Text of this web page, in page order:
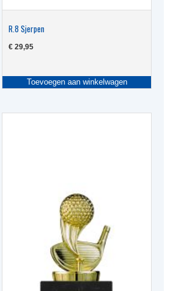
R.8 Sjerpen
€ 29,95
Toevoegen aan winkelwagen